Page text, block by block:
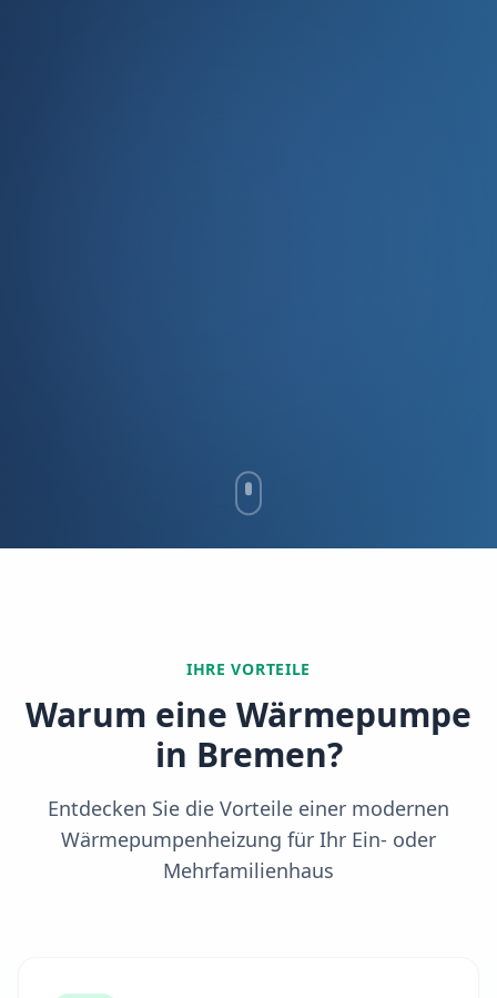
IHRE VORTEILE
Warum eine Wärmepumpe
in Bremen?
Entdecken Sie die Vorteile einer modernen
Wärmepumpenheizung für Ihr Ein- oder
Mehrfamilienhaus